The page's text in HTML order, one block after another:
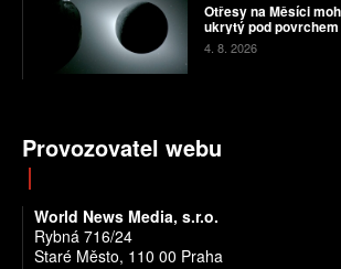
Otřesy na Měsíci
ukrytý pod povrchem
4. 8. 2026
Provozovatel webu
World News Media, s.r.o.
Rybná 716/24
Staré Město, 110 00 Praha